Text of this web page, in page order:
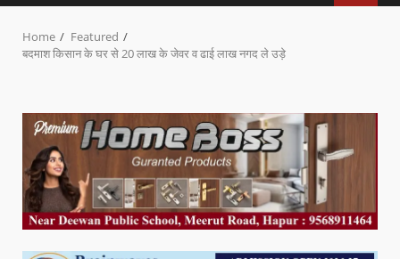
Home
Featured
बदमाश किसान के घर से 20 लाख के जेवर व ढाई लाख नगद ले उड़े